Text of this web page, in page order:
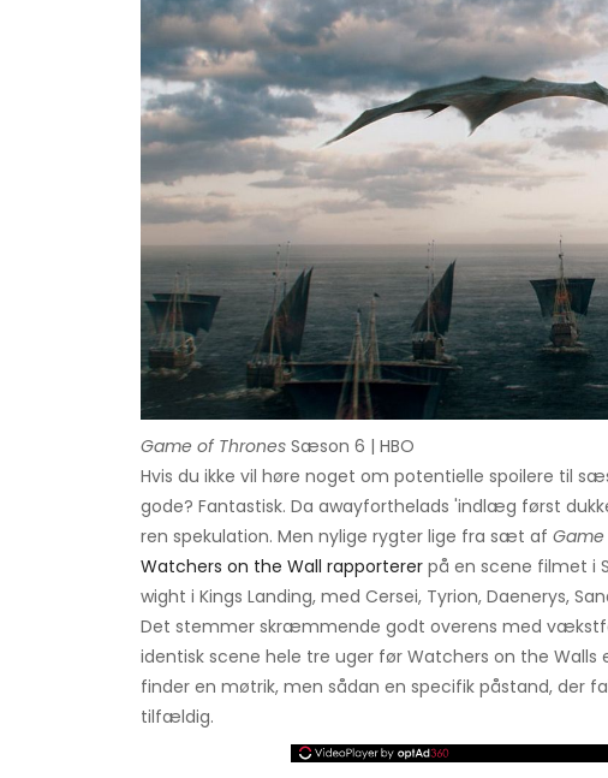
Game of Thrones Sæson 6 | HBO
Hvis du ikke vil høre noget om potentielle spoilere til
gode? Fantastisk. Da awayforthelads 'indlæg først
ren spekulation. Men nylige rygter lige fra sæt af
Watchers on the Wall rapporterer på en scene filmet i
wight i Kings Landing, med Cersei, Tyrion, Daenerys,
Det stemmer skræmmende godt overens med
identisk scene hele tre uger før Watchers on the Walls
finder en møtrik, men sådan en specifik påstand, der
tilfældig.